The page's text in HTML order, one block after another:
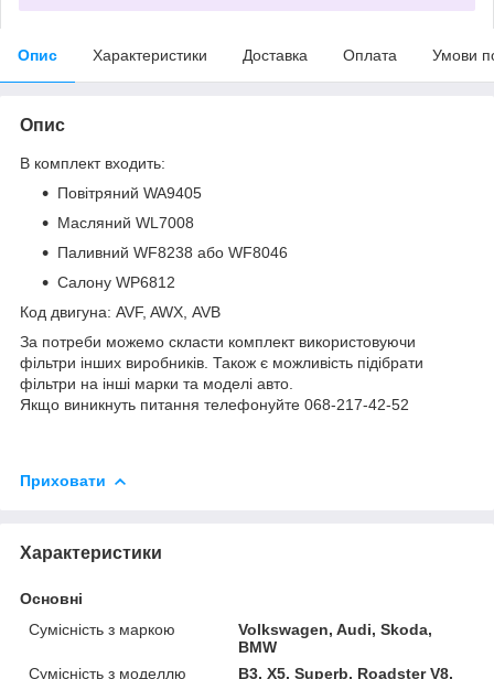
Опис Характеристики Доставка Оплата Умови
Опис
В комплект входить:
Повітряний WA9405
Масляний WL7008
Паливний WF8238 або WF8046
Салону WP6812
Код двигуна: AVF, AWX, AVB
За потреби можемо скласти комплект використовуючи
фільтри інших виробників. Також є можливість підібрати
фільтри на інші марки та моделі авто.
Якщо виникнуть питання телефонуйте 068-217-42-52
Приховати
Характеристики
Основні
Сумісність з маркою
Volkswagen, Audi, Skoda,
BMW
Сумісність з моделлю
B3, X5, Superb, Roadster V8,